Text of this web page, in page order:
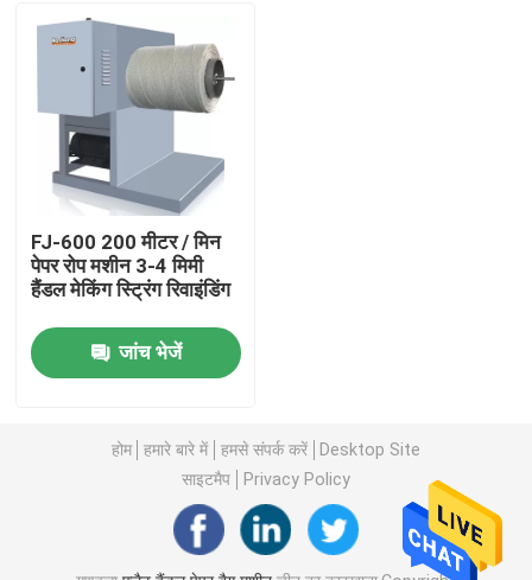
वीडियो
FJ-600 200 मीटर / मिन
पेपर रोप मशीन 3-4 मिमी
हैंडल मेकिंग स्ट्रिंग रिवाइंडिंग
जांच भेजें
होम हमारे बारे में हमसे संपर्क करें
Desktop Site
साइटमैप
Privacy Policy